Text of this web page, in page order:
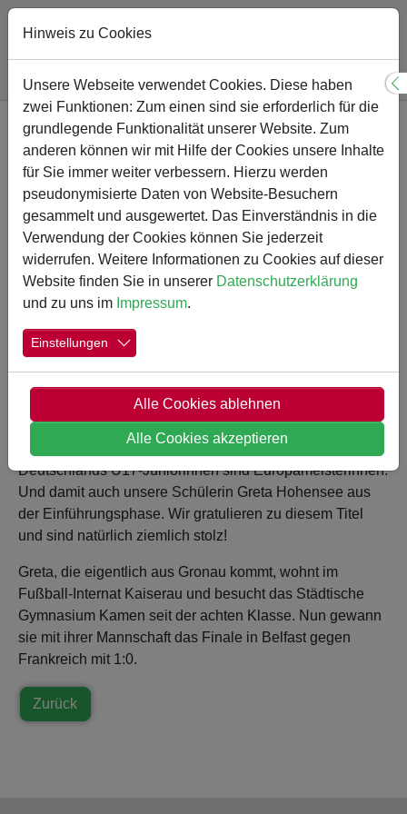
Zum Hauptinhalt springen
Sie sind hier:
Gymnasium Nachrichten-Detail
Fußball-Europameisterin am
SGK
22.05.2026
Wettbewerbe
Erstellt vonJana Puschmann
Foto: Jana Puschmann
Deutschlands U17-Juniorinnen sind Europameisterinnen.
Und damit auch unsere Schülerin Greta Hohensee aus
der Einführungsphase. Wir gratulieren zu diesem Titel
und sind natürlich ziemlich stolz!
Greta, die eigentlich aus Gronau kommt, wohnt im
Fußball-Internat Kaiserau und besucht das Städtische
Gymnasium Kamen seit der achten Klasse. Nun gewann
sie mit ihrer Mannschaft das Finale in Belfast gegen
Frankreich mit 1:0.
Zurück
Hinweis zu Cookies
Unsere Webseite verwendet Cookies. Diese haben
zwei Funktionen: Zum einen sind sie erforderlich für die
grundlegende Funktionalität unserer Website. Zum
anderen können wir mit Hilfe der Cookies unsere Inhalte
für Sie immer weiter verbessern. Hierzu werden
pseudonymisierte Daten von Website-Besuchern
gesammelt und ausgewertet. Das Einverständnis in die
Verwendung der Cookies können Sie jederzeit
widerrufen. Weitere Informationen zu Cookies auf dieser
Website finden Sie in unserer Datenschutzerklärung
und zu uns im Impressum.
Einstellungen
Alle Cookies ablehnen
Alle Cookies akzeptieren